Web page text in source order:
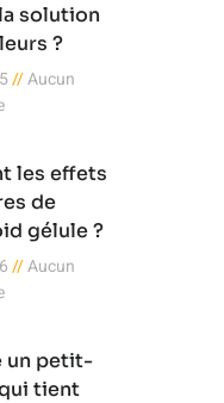
solution
?
Aucun
les effets
de
gélule ?
Aucun
un petit-
tient